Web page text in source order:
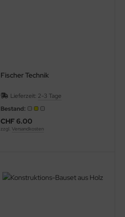
Fischer Technik
Lieferzeit: 2-3 Tage
Bestand:
CHF 6.00
zzgl. Versandkosten